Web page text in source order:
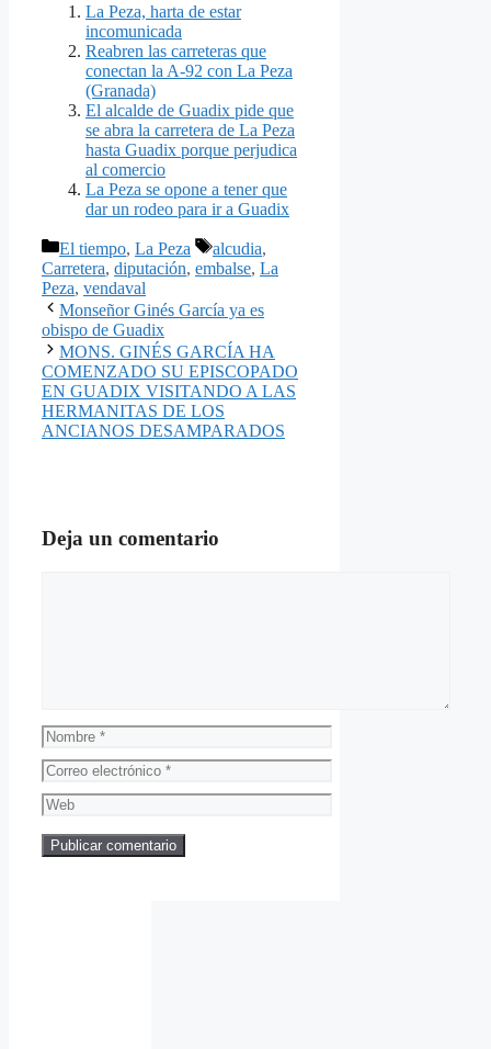
La Peza, harta de estar
incomunicada
Reabren las carreteras que
conectan la A-92 con La Peza
(Granada)
El alcalde de Guadix pide que
se abra la carretera de La Peza
hasta Guadix porque perjudica
al comercio
La Peza se opone a tener que
dar un rodeo para ir a Guadix
Categorías
El tiempo, La Peza Etiquetas
alcudia,
Carretera, diputación, embalse, La
Peza, vendaval
Monseñor Ginés García ya es
obispo de Guadix
MONS. GINÉS GARCÍA HA
COMENZADO SU EPISCOPADO
EN GUADIX VISITANDO A LAS
HERMANITAS DE LOS
ANCIANOS DESAMPARADOS
Deja un comentario
Nombre
Correo
electrónico
Web